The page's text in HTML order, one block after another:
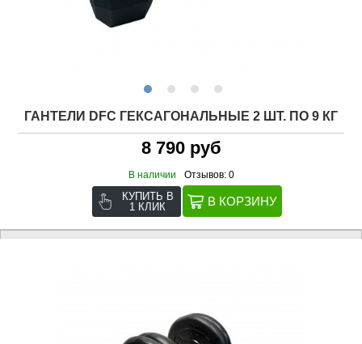
ГАНТЕЛИ DFC ГЕКСАГОНАЛЬНЫЕ 2 ШТ. ПО 9 КГ
8 790 руб
В наличии Отзывов: 0
КУПИТЬ В
1 КЛИК